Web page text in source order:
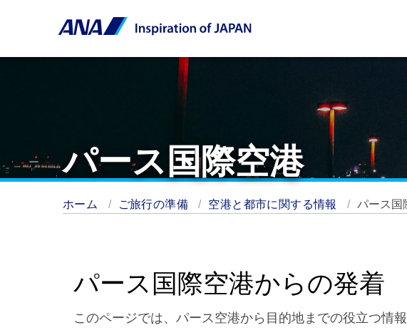
パース国際空港
ホーム ご旅行の準備 空港と都市に関する情報 パース国
パース国際空港からの発着
このページでは、パース空港から目的地までの役立つ情報